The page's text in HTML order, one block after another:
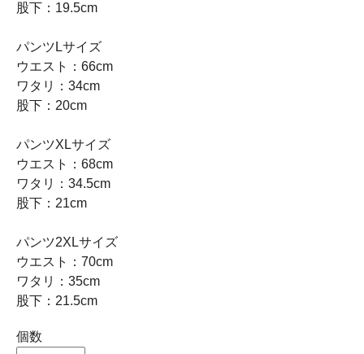
股下：19.5cm
パンツLサイズ
ウエスト：66cm
ワタリ：34cm
股下：20cm
パンツXLサイズ
ウエスト：68cm
ワタリ：34.5cm
股下：21cm
パンツ2XLサイズ
ウエスト：70cm
ワタリ：35cm
股下：21.5cm
個数